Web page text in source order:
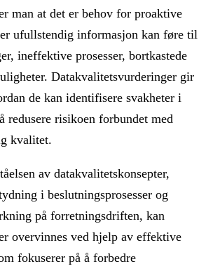
man at det er behov for proaktive
ufullstendig informasjon kan føre til
ineffektive prosesser, bortkastede
Datakvalitetsvurderinger gir
de kan identifisere svakheter i
redusere risikoen forbundet med
kvalitet.
av datakvalitetskonsepter,
i beslutningsprosesser og
på forretningsdriften, kan
overvinnes ved hjelp av effektive
fokuserer på å forbedre